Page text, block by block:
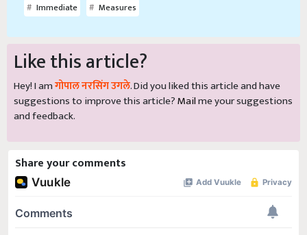
Immediate
Measures
Like this article?
Hey! I amगोपाल नरसिंग उगले. Did you liked this article and have
suggestions to improve this article?Mailme your suggestions
and feedback.
Share your comments